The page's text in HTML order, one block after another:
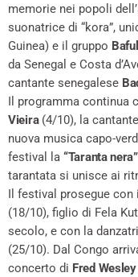
memorie nei popoli
suonatrice di “kora”,
Guinea) e il gruppo
da Senegal e Costa
cantante senegalese
Il programma continua
Vieira(4/10), la
nuova musica capo-
festival la “Taranta nera”
tarantata si unisce ai
Il festival prosegue
(18/10), figlio di Fela
secolo, e con la
(25/10). Dal Congo
concerto di Fred Wesley